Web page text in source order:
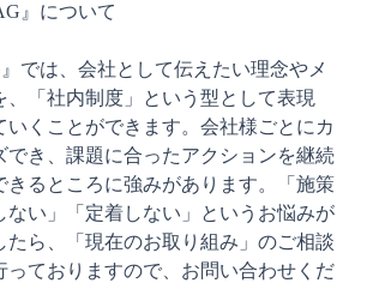
』について
』では、会社として伝えたい理念やメ
、「社内制度」という型として表現
いくことができます。会社様ごとにカ
でき、課題に合ったアクションを継続
きるところに強みがあります。「施策
ない」「定着しない」というお悩みが
たら、「現在のお取り組み」のご相談
っておりますので、お問い合わせくだ